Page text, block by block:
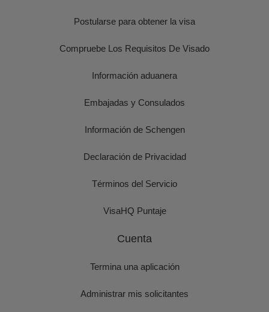
Postularse para obtener la visa
Compruebe Los Requisitos De Visado
Información aduanera
Embajadas y Consulados
Información de Schengen
Declaración de Privacidad
Términos del Servicio
VisaHQ Puntaje
Cuenta
Termina una aplicación
Administrar mis solicitantes